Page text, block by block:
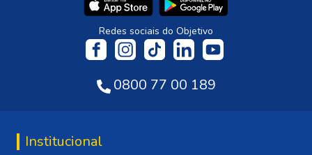
Redes sociais do Objetivo
0800 77 00 189
Institucional